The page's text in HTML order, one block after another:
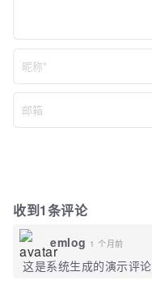
收到1条评论
emlog 1 个月前
这是系统生成的演示评论